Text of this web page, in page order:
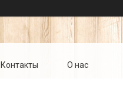
Контакты О нас